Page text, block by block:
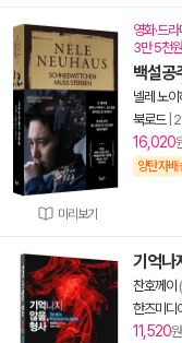
미리보기
영화·드
3만 5천
백설공
넬레 노
북로드|
16,020
양탄자배
기억나
찬호께이
한즈미디
11,520